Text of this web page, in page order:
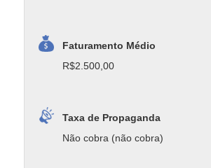
Faturamento Médio
R$2.500,00
Taxa de Propaganda
Não cobra (não cobra)